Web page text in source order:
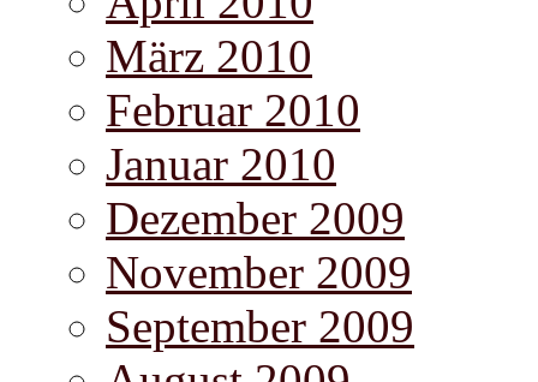
März 2010
Februar 2010
Januar 2010
Dezember 2009
November 2009
September 2009